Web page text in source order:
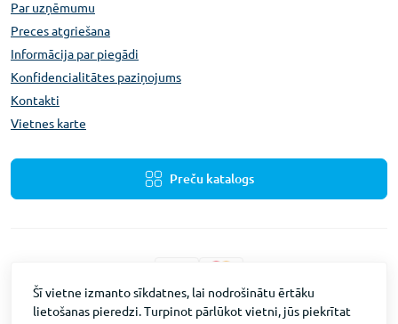
Par uzņēmumu
Preces atgriešana
Informācija par piegādi
Konfidencialitātes paziņojums
Kontakti
Vietnes karte
Preču katalogs
Fevex © 2026
Šī vietne izmanto sīkdatnes, lai nodrošinātu ērtāku
lietošanas pieredzi. Turpinot pārlūkot vietni, jūs piekrītat